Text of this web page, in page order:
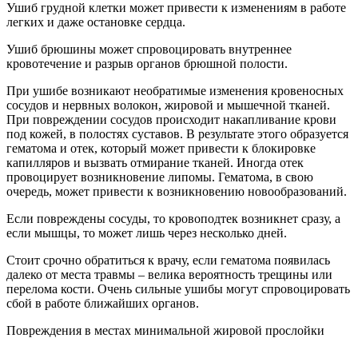
Ушиб грудной клетки может привести к изменениям в работе
легких и даже остановке сердца.
Ушиб брюшины может спровоцировать внутреннее
кровотечение и разрыв органов брюшной полости.
При ушибе возникают необратимые изменения кровеносных
сосудов и нервных волокон, жировой и мышечной тканей.
При повреждении сосудов происходит накапливание крови
под кожей, в полостях суставов. В результате этого образуется
гематома и отек, который может привести к блокировке
капилляров и вызвать отмирание тканей. Иногда отек
провоцирует возникновение липомы. Гематома, в свою
очередь, может привести к возникновению новообразований.
Если повреждены сосуды, то кровоподтек возникнет сразу, а
если мышцы, то может лишь через несколько дней.
Стоит срочно обратиться к врачу, если гематома появилась
далеко от места травмы – велика вероятность трещины или
перелома кости. Очень сильные ушибы могут спровоцировать
сбой в работе ближайших органов.
Повреждения в местах минимальной жировой прослойки